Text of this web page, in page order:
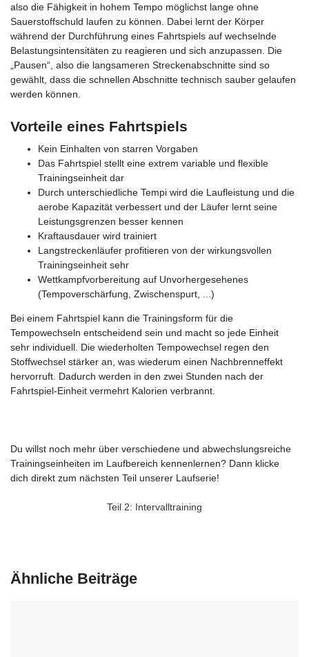
also die Fähigkeit in hohem Tempo möglichst lange ohne
Sauerstoffschuld laufen zu können. Dabei lernt der Körper
während der Durchführung eines Fahrtspiels auf wechselnde
Belastungsintensitäten zu reagieren und sich anzupassen. Die
„Pausen“, also die langsameren Streckenabschnitte sind so
gewählt, dass die schnellen Abschnitte technisch sauber gelaufen
werden können.
Vorteile eines Fahrtspiels
Kein Einhalten von starren Vorgaben
Das Fahrtspiel stellt eine extrem variable und flexible
Trainingseinheit dar
Durch unterschiedliche Tempi wird die Laufleistung und die
aerobe Kapazität verbessert und der Läufer lernt seine
Leistungsgrenzen besser kennen
Kraftausdauer wird trainiert
Langstreckenläufer profitieren von der wirkungsvollen
Trainingseinheit sehr
Wettkampfvorbereitung auf Unvorhergesehenes
(Tempoverschärfung, Zwischenspurt, ...)
Bei einem Fahrtspiel kann die Trainingsform für die
Tempowechseln entscheidend sein und macht so jede Einheit
sehr individuell. Die wiederholten Tempowechsel regen den
Stoffwechsel stärker an, was wiederum einen Nachbrenneffekt
hervorruft. Dadurch werden in den zwei Stunden nach der
Fahrtspiel-Einheit vermehrt Kalorien verbrannt.
Du willst noch mehr über verschiedene und abwechslungsreiche
Trainingseinheiten im Laufbereich kennenlernen? Dann klicke
dich direkt zum nächsten Teil unserer Laufserie!
Teil 2: Intervalltraining
Ähnliche Beiträge